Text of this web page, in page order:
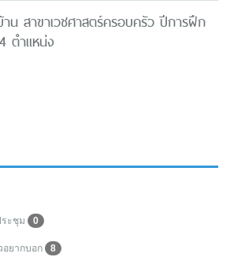
น สาขาเวชศาสตร์ครอบครัว ปีการฝึก
ตำแหน่ง
ะชุม 0
ยากบอก 8